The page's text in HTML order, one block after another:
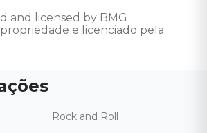
and licensed by BMG
e licenciado pela
Rock and Roll